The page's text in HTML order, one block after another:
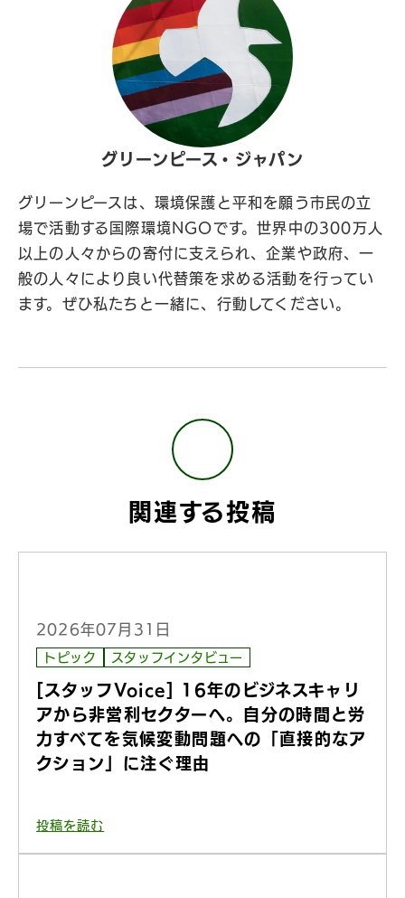
グリーンピース・ジャパン
グリーンピースは、環境保護と平和を願う市民の立
場で活動する国際環境NGOです。世界中の300万人
以上の人々からの寄付に支えられ、企業や政府、一
般の人々により良い代替策を求める活動を行ってい
ます。ぜひ私たちと一緒に、行動してください。
関連する投稿
2026年07月31日
トピック スタッフインタビュー
[スタッフVoice] 16年のビジネスキャリ
アから非営利セクターへ。自分の時間と労
力すべてを気候変動問題への「直接的なア
クション」に注ぐ理由
投稿を読む